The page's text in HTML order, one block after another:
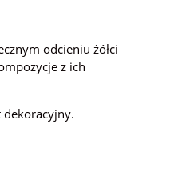
odcieniu żółci
z ich
dekoracyjny.